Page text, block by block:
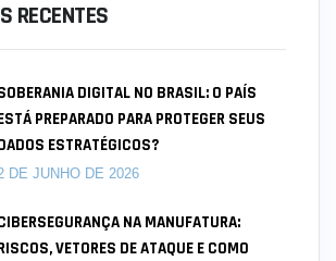
RECENTES
DIGITAL NO BRASIL: O PAÍS
PREPARADO PARA PROTEGER SEUS
ESTRATÉGICOS?
DE JUNHO DE 2026
NA MANUFATURA:
VETORES DE ATAQUE E COMO